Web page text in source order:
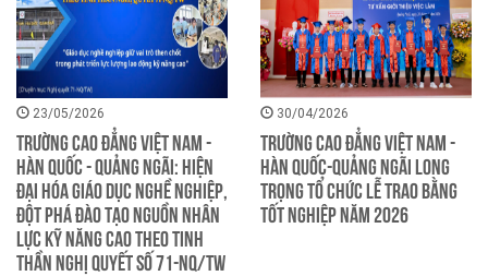
23/05/2026
Trường Cao đẳng Việt Nam -
Hàn Quốc - Quảng Ngãi: Hiện
đại hóa giáo dục nghề nghiệp,
đột phá đào tạo nguồn nhân
lực kỹ năng cao theo tinh
thần Nghị quyết số 71-NQ/TW
30/04/2026
Trường Cao đẳng Việt Nam -
Hàn Quốc-Quảng Ngãi long
trọng tổ chức lễ trao bằng
tốt nghiệp năm 2026